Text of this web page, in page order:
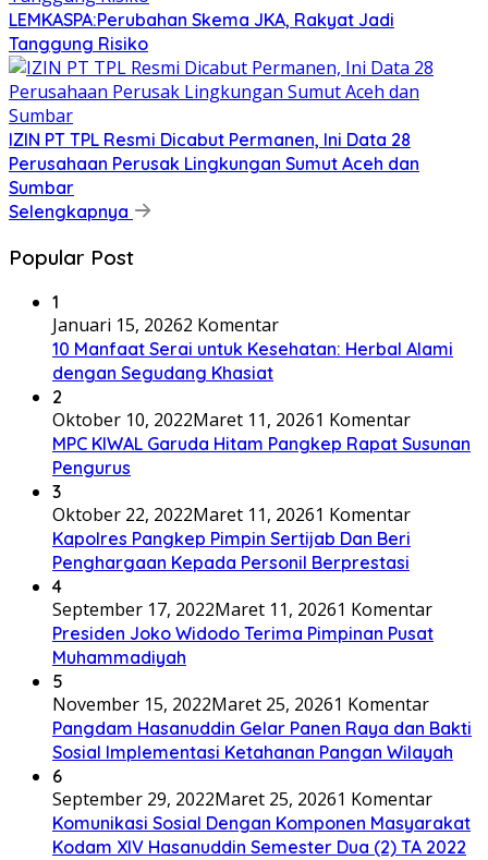
LEMKASPA:Perubahan Skema JKA, Rakyat Jadi
Tanggung Risiko
IZIN PT TPL Resmi Dicabut Permanen, Ini Data 28
Perusahaan Perusak Lingkungan Sumut Aceh dan
Sumbar
Selengkapnya
Popular Post
1
Januari 15, 20262 Komentar
10 Manfaat Serai untuk Kesehatan: Herbal Alami
dengan Segudang Khasiat
2
Oktober 10, 2022Maret 11, 20261 Komentar
MPC KIWAL Garuda Hitam Pangkep Rapat Susunan
Pengurus
3
Oktober 22, 2022Maret 11, 20261 Komentar
Kapolres Pangkep Pimpin Sertijab Dan Beri
Penghargaan Kepada Personil Berprestasi
4
September 17, 2022Maret 11, 20261 Komentar
Presiden Joko Widodo Terima Pimpinan Pusat
Muhammadiyah
5
November 15, 2022Maret 25, 20261 Komentar
Pangdam Hasanuddin Gelar Panen Raya dan Bakti
Sosial Implementasi Ketahanan Pangan Wilayah
6
September 29, 2022Maret 25, 20261 Komentar
Komunikasi Sosial Dengan Komponen Masyarakat
Kodam XIV Hasanuddin Semester Dua (2) TA 2022